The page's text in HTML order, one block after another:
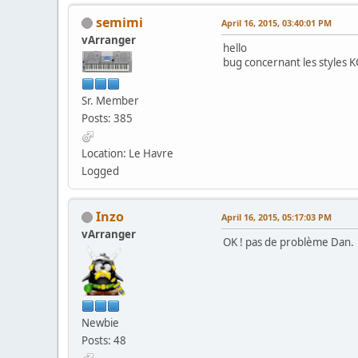
semimi
vArranger
Sr. Member
Posts: 385
Location: Le Havre
Logged
April 16, 2015, 03:40:01 PM
hello
bug concernant les styles
Inzo
vArranger
Newbie
Posts: 48
April 16, 2015, 05:17:03 PM
OK ! pas de problème Dan.